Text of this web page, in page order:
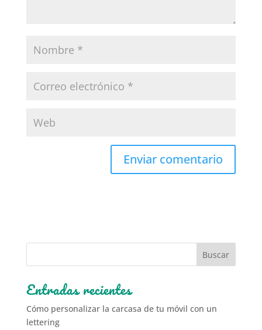
Entradas recientes
Cómo personalizar la carcasa de tu móvil con un
lettering